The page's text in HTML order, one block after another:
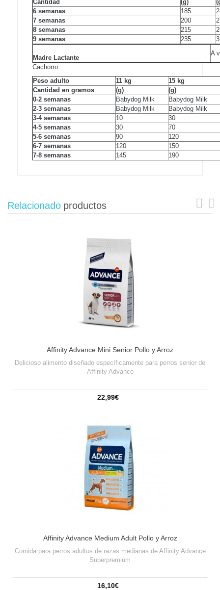
Cantidad (g)
6 semanas
185
7 semanas
200
8 semanas
215
9 semanas
235
Madre Lactante
A
Cachorro
Peso adulto
11 kg
15 kg
Cantidad en gramos
(g)
(g)
0-2 semanas
Babydog Milk
Babydog Milk
2-3 semanas
Babydog Milk
Babydog Milk
3-4 semanas
10
30
4-5 semanas
30
70
5-6 semanas
90
120
6-7 semanas
120
150
7-8 semanas
145 190
Relacionado productos
Affinity Advance Mini Senior Pollo y Arroz
Delicioso alimento diseñado específicamente para perros senior de
Affinity Advance
22,99€
Affinity Advance Medium Adult Pollo y Arroz
Comida para perros adultos de razas medianas de Affinity Advance
Superpremium
16,10€